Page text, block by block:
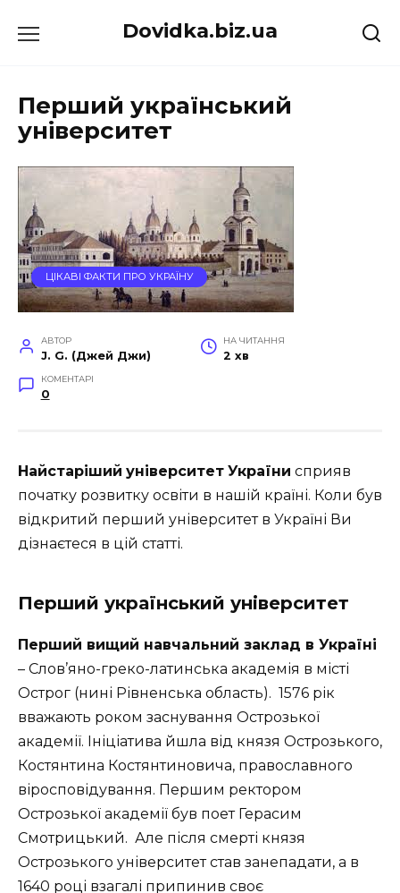
до
Dovidka.biz.ua
Перший український
університет
ЦІКАВІ ФАКТИ ПРО УКРАЇНУ
АВТОР
J. G. (Джей Джи)
НА ЧИТАННЯ
2 хв
КОМЕНТАРІ
0
Найстаріший університет України сприяв
початку розвитку освіти в нашій країні. Коли був
відкритий перший університет в Україні Ви
дізнаєтеся в цій статті.
Перший український університет
Перший вищий навчальний заклад в Україні
– Слов’яно-греко-латинська академія в місті
Острог (нині Рівненська область). 1576 рік
вважають роком заснування Острозької
академії. Ініціатива йшла від князя Острозького,
Костянтина Костянтиновича, православного
віросповідування. Першим ректором
Острозької академії був поет Герасим
Смотрицький. Але після смерті князя
Острозького університет став занепадати, а в
1640 році взагалі припинив своє